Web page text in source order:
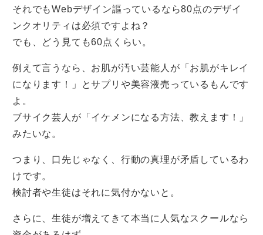
それでもWebデザイン謳っているなら80点のデザイ
ンクオリティは必須ですよね？
でも、どう見ても60点くらい。
例えて言うなら、お肌が汚い芸能人が「お肌がキレイ
になります！」とサプリや美容液売っているもんです
よ。
ブサイク芸人が「イケメンになる方法、教えます！」
みたいな。
つまり、口先じゃなく、行動の真理が矛盾しているわ
けです。
検討者や生徒はそれに気付かないと。
さらに、生徒が増えてきて本当に人気なスクールなら